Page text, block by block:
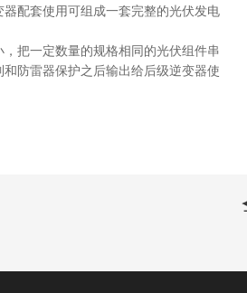
配套使用可组成一套完整的光伏发电
把一定数量的规格相同的光伏组件串
防雷器保护之后输出给后级逆变器使